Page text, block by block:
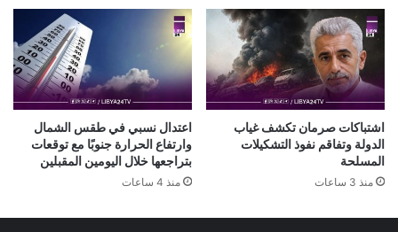
اشتباكات صرمان تكشف غياب
الدولة وتفاقم نفوذ التشكيلات
المسلحة
منذ 3 ساعات
اعتدال نسبي في طقس الشمال
وارتفاع الحرارة جنوبًا مع توقعات
بتراجعها خلال اليومين المقبلين
منذ 4 ساعات